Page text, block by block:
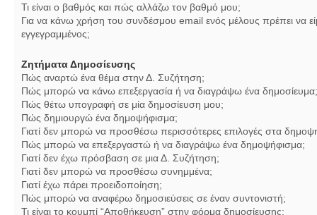
Τι είναι ο βαθμός και πώς αλλάζω τον βαθμό μου;
Για να κάνω χρήση του συνδέσμου email ενός μέλους πρέπει να
εγγεγραμμένος;
Ζητήματα Δημοσίευσης
Πώς αναρτώ ένα θέμα στην Δ. Συζήτηση;
Πώς μπορώ να κάνω επεξεργασία ή να διαγράψω ένα δημοσίευμα;
Πώς θέτω υπογραφή σε μία δημοσίευση μου;
Πώς δημιουργώ ένα δημοψήφισμα;
Γιατί δεν μπορώ να προσθέσω περισσότερες επιλογές στα
Πώς μπορώ να επεξεργαστώ ή να διαγράψω ένα δημοψήφισμα;
Γιατί δεν έχω πρόσβαση σε μια Δ. Συζήτηση;
Γιατί δεν μπορώ να προσθέσω συνημμένα;
Γιατί έχω πάρει προειδοποίηση;
Πώς μπορώ να αναφέρω δημοσιεύσεις σε έναν συντονιστή;
Τι είναι το κουμπί “Αποθήκευση” στην φόρμα δημοσίευσης;